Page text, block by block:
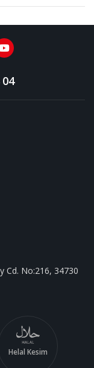
Cd. No:216, 34730
Helal Kesim